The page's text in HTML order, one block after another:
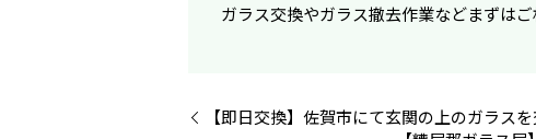
ガラス交換やガラス撤去作業などまずはご
【即日交換】佐賀市にて玄関の上のガラス